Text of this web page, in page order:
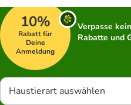
10%
Rabatt für
Deine
Anmeldung
Verpasse
Rabatte und
Haustierart auswählen